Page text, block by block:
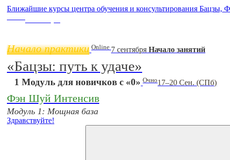
Ближайшие курсы центра обучения и консультирования
Начало практики Online 7 сентября Начало занятий
«Бацзы: путь к удаче»
1 Модуль для новичков с «0» Очно17–20 Сен. (СПб)
Фэн Шуй Интенсив
Модуль 1: Мощная база
Здравствуйте!